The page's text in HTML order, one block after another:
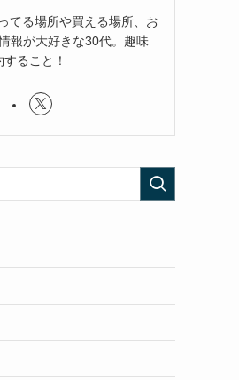
てる場所や買える場所、お
報が大好きな30代。趣味
ること！